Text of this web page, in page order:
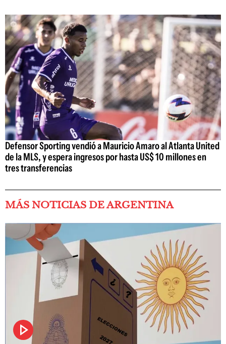
Defensor Sporting vendió a Mauricio Amaro al Atlanta United
de la MLS, y espera ingresos por hasta US$ 10 millones en
tres transferencias
MÁS NOTICIAS DE ARGENTINA